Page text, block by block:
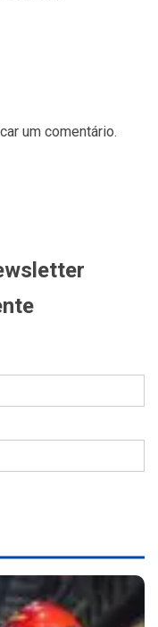
um comentário.